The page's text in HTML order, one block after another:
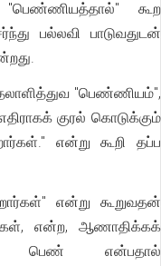
கூற
பல்லவி பாடுவதுடன்
"பெண்ணியம்",
குரல் கொடுக்கும்
என்று கூறி தப்ப
என்று கூறுவதன்
என்ற, ஆணாதிக்கக்
பெண் என்பதால்